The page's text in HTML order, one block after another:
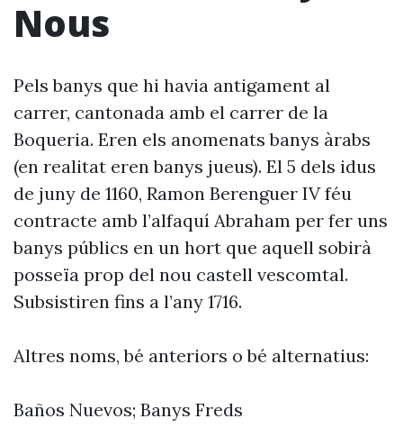
Nous
Pels banys que hi havia antigament al
carrer, cantonada amb el carrer de la
Boqueria. Eren els anomenats banys àrabs
(en realitat eren banys jueus). El 5 dels idus
de juny de 1160, Ramon Berenguer IV féu
contracte amb l’alfaquí Abraham per fer uns
banys públics en un hort que aquell sobirà
posseïa prop del nou castell vescomtal.
Subsistiren fins a l’any 1716.
Altres noms, bé anteriors o bé alternatius:
Baños Nuevos; Banys Freds